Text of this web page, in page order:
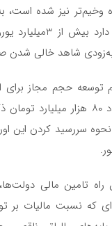
کاهش پیدا
شاهد خالی شدن
شده‌است، در لایحه فعلی
سررسید کردن این
تامین مالی
که نسبت مالیات بر